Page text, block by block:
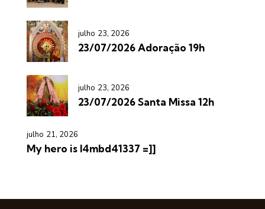
julho 23, 2026
23/07/2026 Adoração 19h
julho 23, 2026
23/07/2026 Santa Missa 12h
julho 21, 2026
My hero is l4mbd41337 =]]